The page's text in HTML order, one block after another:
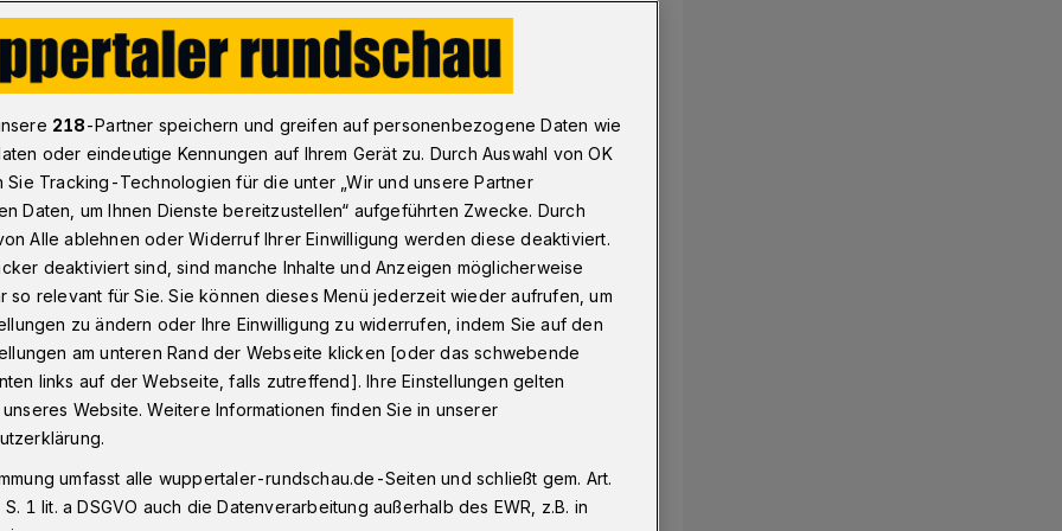
Dezember im Kulturzentrum Immanuel​
Immanuel
„Der gelbe
Strunk beginnt am 16. Dezember
Kulturzentrum Immanuel (Sternstraße
„Der gelbe Elefant“.
218-Partner speichern und greifen auf personenbezogene Daten wie
oder eindeutige Kennungen auf Ihrem Gerät zu. Durch Auswahl von OK
Sie Tracking-Technologien für die unter „Wir und unsere Partner
Daten, um Ihnen Dienste bereitzustellen“ aufgeführten Zwecke. Durch
Alle ablehnen oder Widerruf Ihrer Einwilligung werden diese deaktiviert.
deaktiviert sind, sind manche Inhalte und Anzeigen möglicherweise
so relevant für Sie. Sie können dieses Menü jederzeit wieder aufrufen, um
zu ändern oder Ihre Einwilligung zu widerrufen, indem Sie auf den
am unteren Rand der Webseite klicken [oder das schwebende
links auf der Webseite, falls zutreffend]. Ihre Einstellungen gelten
Website. Weitere Informationen finden Sie in unserer
umfasst alle wuppertaler-rundschau.de-Seiten und schließt gem. Art.
1 lit. a DSGVO auch die Datenverarbeitung außerhalb des EWR, z.B. in